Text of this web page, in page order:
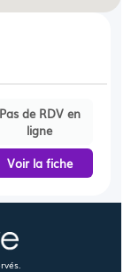
Pas de RDV en
ligne
Voir la fiche